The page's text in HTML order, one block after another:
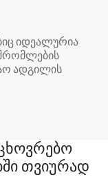
იდეალურია
ადგილის
თვიურად